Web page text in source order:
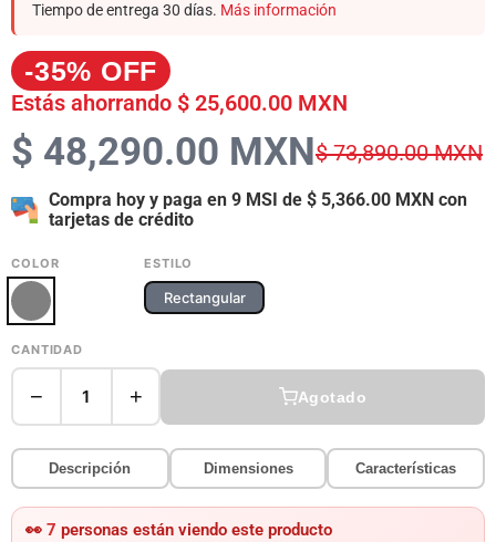
Tiempo de entrega 30 días. Más información
-35% OFF
Estás ahorrando $ 25,600.00 MXN
$ 48,290.00 MXN$ 73,890.00 MXN
Compra hoy y paga en 9 MSI de $ 5,366.00 MXN con
tarjetas de crédito
COLOR ESTILO
Rectangular
CANTIDAD
− 1 + Agotado
Descripción Dimensiones Características
👀 7 personas están viendo este producto